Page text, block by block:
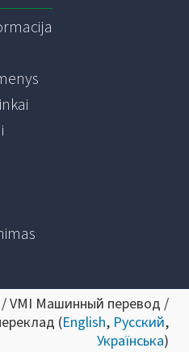
VMI Машинный перевод /
(English, Русский,
Українська)